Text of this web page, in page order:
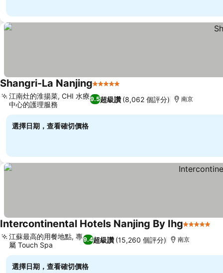
Shangri-La Nanjing5 星級
9.5超級讚 (8,062 個評分)
江南灶的淮揚菜, CHI 水療
中心的護理服務
南京
選擇日期，查看確切價格
Intercontinental Hotels Nanjing By Ihg5 星級
9.4超級讚 (15,260 個評分)
江蘇最高的用餐地點, 專
屬 Touch Spa
南京
選擇日期，查看確切價格